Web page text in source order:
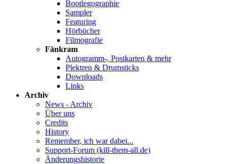
Bootlegographie
Sampler
Featuring
Hörbücher
Filmografie
Fänkram
Autogramm-, Postkarten & mehr
Plektren & Drumsticks
Downloads
Links
Archiv
News - Archiv
Über uns
Credits
History
Remember, ich war dabei...
Support-Forum (kill-them-all.de)
Änderungshistorie